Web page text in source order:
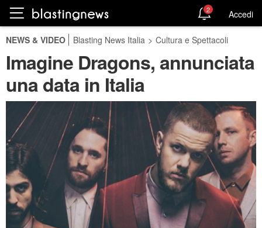
2 Accedi
NEWS & VIDEO Blasting News Italia > Cultura e Spettacoli
Imagine Dragons, annunciata
una data in Italia